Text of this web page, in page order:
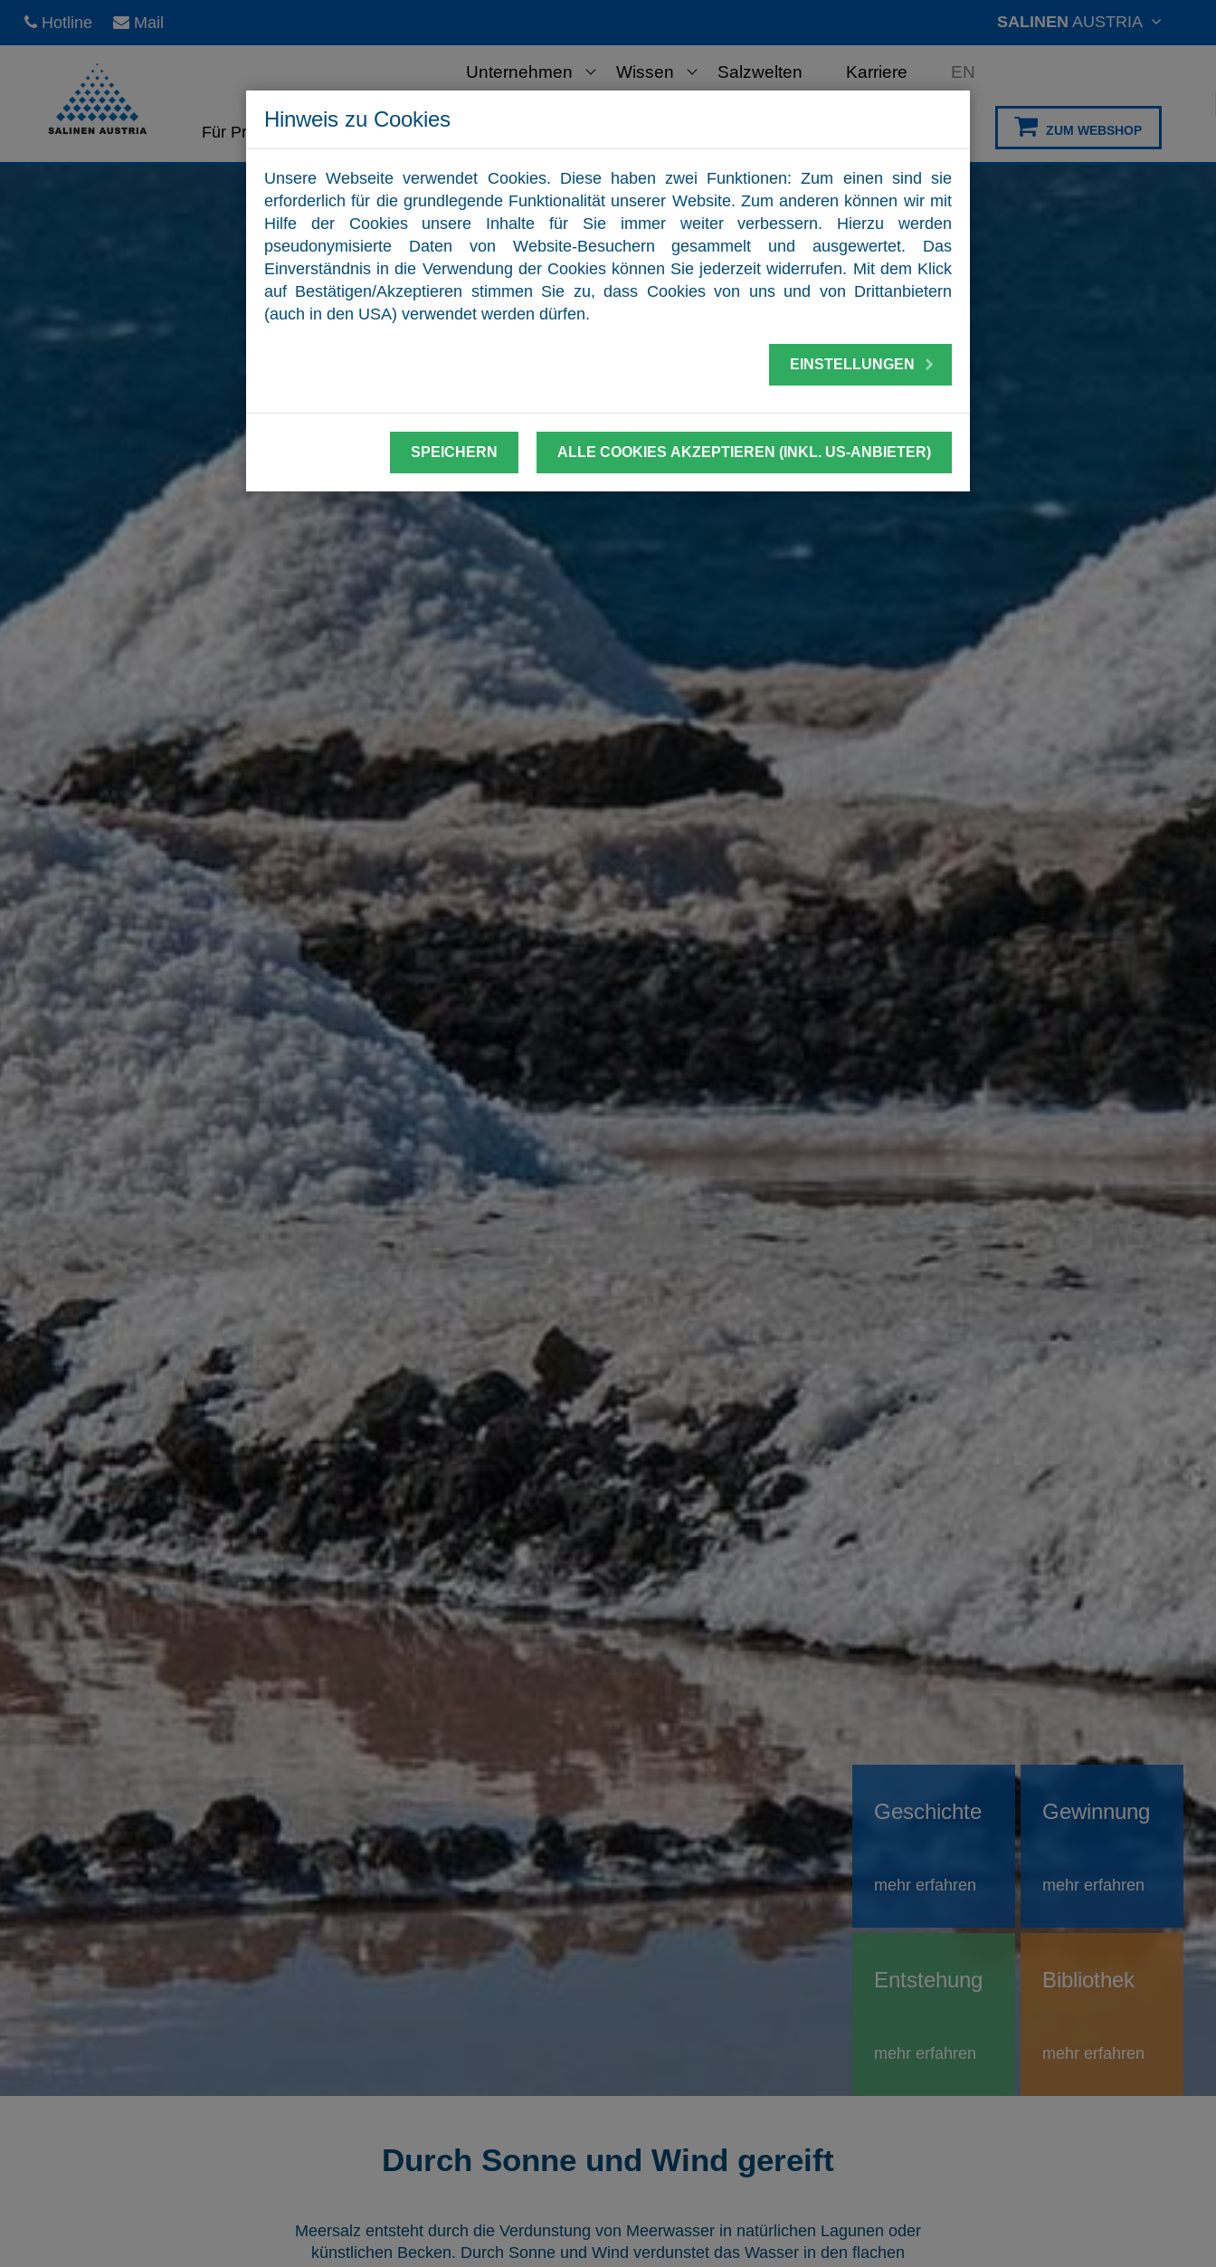
Hotline Mail
Unternehmen Wissen Salzwelten Karriere EN
SALINEN AUSTRIA
Für Private Für Unternehmen ZUM WEBSHOP
Bibliothek
mehr erfahren
Gewinnung
mehr erfahren
Entstehung
mehr erfahren
Geschichte
mehr erfahren
Durch Sonne und Wind gereift
Meersalz entsteht durch die Verdunstung von Meerwasser in natürlichen Lagunen oder
künstlichen Becken. Durch Sonne und Wind verdunstet das Wasser in den flachen
Hinweis zu Cookies
Unsere Webseite verwendet Cookies. Diese haben zwei Funktionen: Zum einen sind sie
erforderlich für die grundlegende Funktionalität unserer Website. Zum anderen können wir mit
Hilfe der Cookies unsere Inhalte für Sie immer weiter verbessern. Hierzu werden
pseudonymisierte Daten von Website-Besuchern gesammelt und ausgewertet. Das
Einverständnis in die Verwendung der Cookies können Sie jederzeit widerrufen. Mit dem Klick
auf Bestätigen/Akzeptieren stimmen Sie zu, dass Cookies von uns und von Drittanbietern
(auch in den USA) verwendet werden dürfen.
EINSTELLUNGEN
SPEICHERN ALLE COOKIES AKZEPTIEREN (INKL. US-ANBIETER)